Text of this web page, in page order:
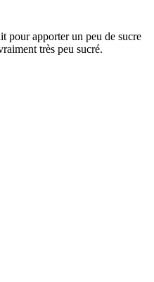
pour apporter un peu de sucre
très peu sucré.